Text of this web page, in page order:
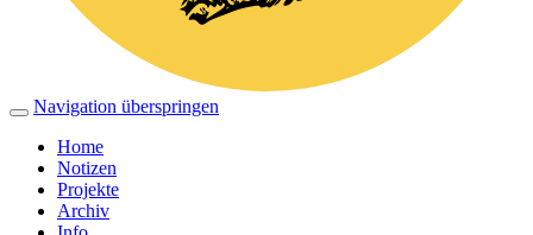
Navigation überspringen
Home
Notizen
Projekte
Archiv